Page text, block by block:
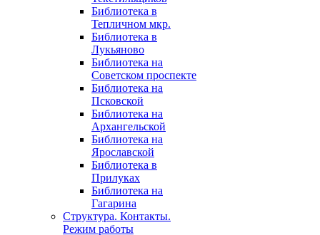
Библиотека в
Тепличном мкр.
Библиотека в
Лукьяново
Библиотека на
Советском проспекте
Библиотека на
Псковской
Библиотека на
Архангельской
Библиотека на
Ярославской
Библиотека в
Прилуках
Библиотека на
Гагарина
Структура. Контакты.
Режим работы